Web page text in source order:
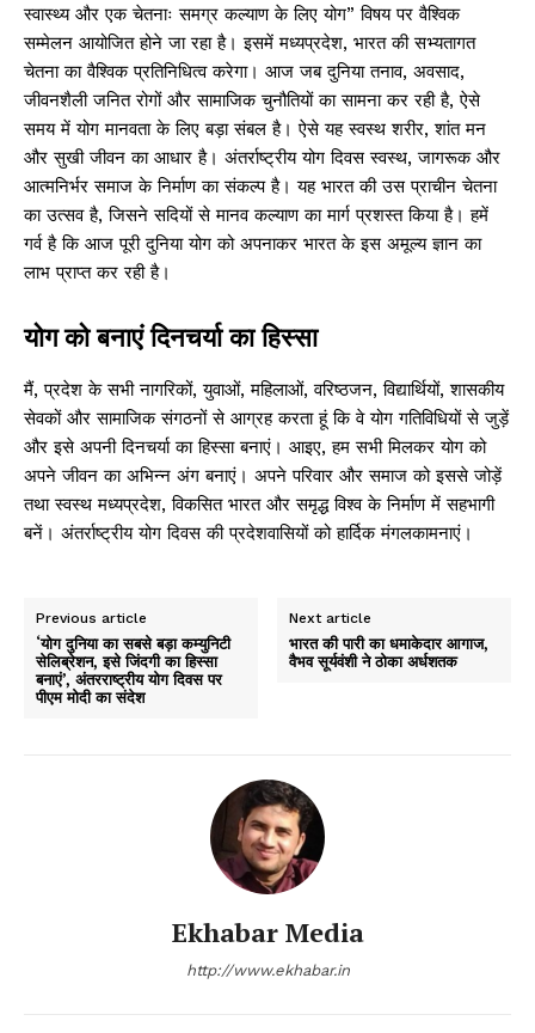
स्वास्थ्य और एक चेतनाः समग्र कल्याण के लिए योग” विषय पर वैश्विक
सम्मेलन आयोजित होने जा रहा है। इसमें मध्यप्रदेश, भारत की सभ्यतागत
चेतना का वैश्विक प्रतिनिधित्व करेगा। आज जब दुनिया तनाव, अवसाद,
जीवनशैली जनित रोगों और सामाजिक चुनौतियों का सामना कर रही है, ऐसे
समय में योग मानवता के लिए बड़ा संबल है। ऐसे यह स्वस्थ शरीर, शांत मन
और सुखी जीवन का आधार है। अंतर्राष्ट्रीय योग दिवस स्वस्थ, जागरूक और
आत्मनिर्भर समाज के निर्माण का संकल्प है। यह भारत की उस प्राचीन चेतना
का उत्सव है, जिसने सदियों से मानव कल्याण का मार्ग प्रशस्त किया है। हमें
गर्व है कि आज पूरी दुनिया योग को अपनाकर भारत के इस अमूल्य ज्ञान का
लाभ प्राप्त कर रही है।
योग को बनाएं दिनचर्या का हिस्सा
मैं, प्रदेश के सभी नागरिकों, युवाओं, महिलाओं, वरिष्ठजन, विद्यार्थियों, शासकीय
सेवकों और सामाजिक संगठनों से आग्रह करता हूं कि वे योग गतिविधियों से जुड़ें
और इसे अपनी दिनचर्या का हिस्सा बनाएं। आइए, हम सभी मिलकर योग को
अपने जीवन का अभिन्न अंग बनाएं। अपने परिवार और समाज को इससे जोड़ें
तथा स्वस्थ मध्यप्रदेश, विकसित भारत और समृद्ध विश्व के निर्माण में सहभागी
बनें। अंतर्राष्ट्रीय योग दिवस की प्रदेशवासियों को हार्दिक मंगलकामनाएं।
Previous article
‘योग दुनिया का सबसे बड़ा कम्युनिटी
सेलिब्रेशन, इसे जिंदगी का हिस्सा
बनाएं’, अंतरराष्ट्रीय योग दिवस पर
पीएम मोदी का संदेश
Next article
भारत की पारी का धमाकेदार आगाज,
वैभव सूर्यवंशी ने ठोका अर्धशतक
Ekhabar Media
http://www.ekhabar.in